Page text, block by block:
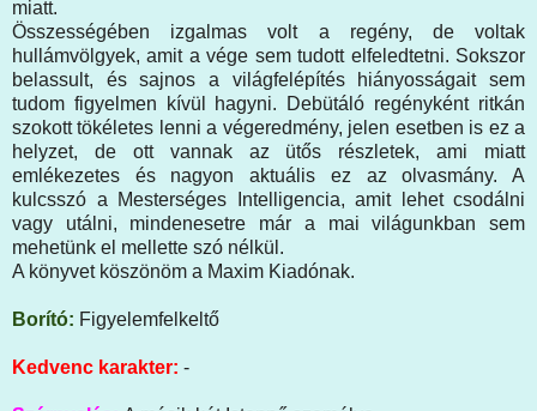
miatt.
Összességében izgalmas volt a regény, de voltak
hullámvölgyek, amit a vége sem tudott elfeledtetni. Sokszor
belassult, és sajnos a világfelépítés hiányosságait sem
tudom figyelmen kívül hagyni. Debütáló regényként ritkán
szokott tökéletes lenni a végeredmény, jelen esetben is ez a
helyzet, de ott vannak az ütős részletek, ami miatt
emlékezetes és nagyon aktuális ez az olvasmány. A
kulcsszó a Mesterséges Intelligencia, amit lehet csodálni
vagy utálni, mindenesetre már a mai világunkban sem
mehetünk el mellette szó nélkül.
A könyvet köszönöm a Maxim Kiadónak.
Borító: Figyelemfelkeltő
Kedvenc karakter: -